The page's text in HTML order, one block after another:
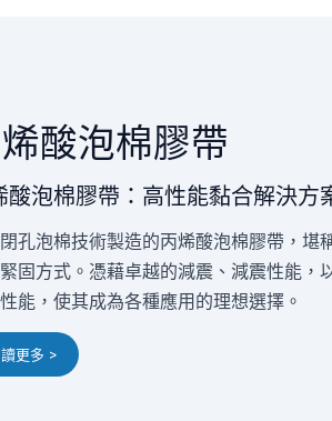
酸泡棉膠帶
酸泡棉膠帶：高性能黏合解決方
孔泡棉技術製造的丙烯酸泡棉膠帶，堪
固方式。憑藉卓越的減震、減震性能，
能，使其成為各種應用的理想選擇。
更多 >